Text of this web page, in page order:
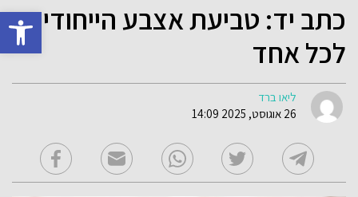
פתח
כתב יד: טביעת אצבע הייחודית
לכל אחד
ליאו ברד
26 אוגוסט, 2025 14:09